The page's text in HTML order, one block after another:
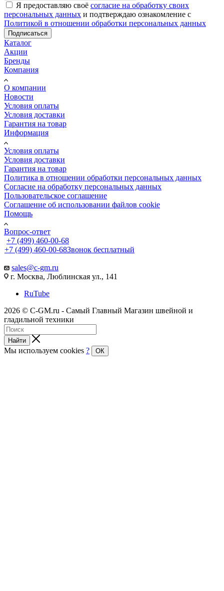
Я предоставляю своё согласие на обработку своих
персональных данных и подтверждаю ознакомление с
Политикой в отношении обработки персональных данных
Подписаться
Каталог
Акции
Бренды
Компания
О компании
Новости
Условия оплаты
Условия доставки
Гарантия на товар
Информация
Условия оплаты
Условия доставки
Гарантия на товар
Политика в отношении обработки персональных данных
Cогласие на обработку персональных данных
Пользовательское соглашение
Cоглашение об использовании файлов cookie
Помощь
Вопрос-ответ
+7 (499) 460-00-68
+7 (499) 460-00-68Звонок бесплатный
sales@c-gm.ru
г. Москва, Люблинская ул., 141
RuTube
2026 © C-GM.ru - Самый Главный Магазин швейной и
гладильной техники
Найти
Мы используем cookies ? ОК